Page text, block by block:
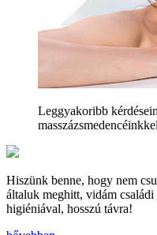
Leggyakoribb
Hiszünk benne, hogy nem
általuk meghitt, vidám
higiéniával, hosszú távra!